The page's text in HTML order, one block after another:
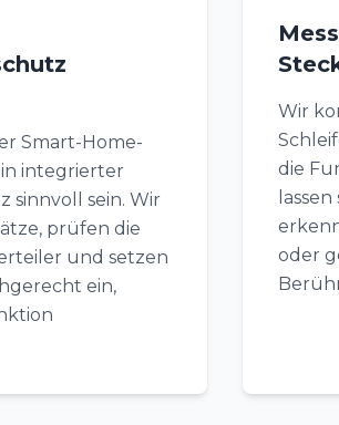
Smart-Home-
integrierter
sinnvoll sein. Wir
prüfen die
und setzen
ein,
Wir
die
oder